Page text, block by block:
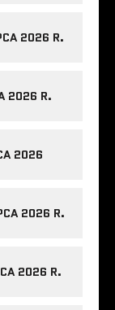
2026 R.
2026 R.
2026
2026 R.
2026 R.